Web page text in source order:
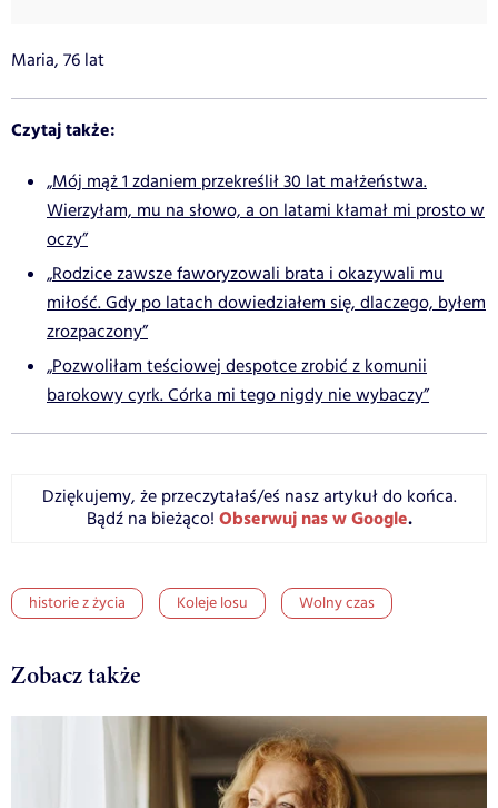
Maria, 76 lat
Czytaj także:
„Mój mąż 1 zdaniem przekreślił 30 lat małżeństwa.
Wierzyłam, mu na słowo, a on latami kłamał mi prosto w
oczy”
„Rodzice zawsze faworyzowali brata i okazywali mu
miłość. Gdy po latach dowiedziałem się, dlaczego, byłem
zrozpaczony”
„Pozwoliłam teściowej despotce zrobić z komunii
barokowy cyrk. Córka mi tego nigdy nie wybaczy”
Dziękujemy, że przeczytałaś/eś nasz artykuł do końca.
Bądź na bieżąco! Obserwuj nas w Google.
historie z życia Koleje losu Wolny czas
Zobacz także